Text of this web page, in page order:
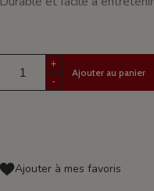
+
-
Ajouter au panier
Ajouter à mes favoris